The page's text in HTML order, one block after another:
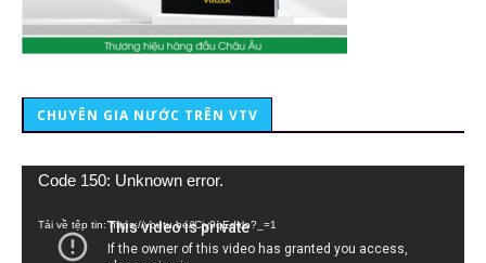
CHUYÊN GIA NƯỚC TRÊN VTV
Trình
Code 150: Unknown error.
Tải về tệp tin: https://youtu.be/lCiy9qEdklo?_=1